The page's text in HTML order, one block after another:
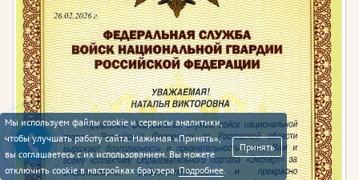
Мы используем файлы cookie и сервисы аналитики,
чтобы улучшать работу сайта. Нажимая «Принять»,
вы соглашаетесь с их использованием. Вы можете
отключить cookie в настройках браузера.Подробнее.
Принять